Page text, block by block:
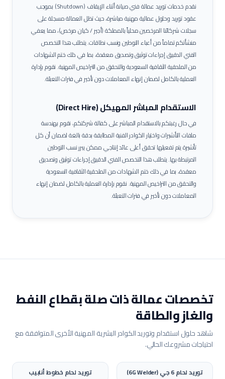
نقدم خدمات توريد عمالةفني صيانة أثناء الإيقاف (Shutdown)
بموجب
عقود توريد وحلول عمالية مهنية مباشرة، حيث تظل العمالة مسجلة على
سجلات شركائنا المرخصين محلياً بالمملكة (أجير / كيان مرخص)، مما يعفي
منشأتكم تماماً من أعباء التوطين ونسب نطاقات.يتطلب هذا التخصص
الفني الدقيق إجراءات توثيق وتصديق معقدة، بما في ذلك ختم الشهادات
من الملحقية الثقافية السعودية والتحقق من التراخيص المهنية. نقوم بإدارة
العملية بالكامل لضمان إنهاء المعاملات دون تأخير في فترات التعبئة.
الاستقدام المباشر المهيكل (Direct Hire)
في حال رغبتكم بالاستقدام المباشر على كفالة شركتكم، نقوم بهندسة
ملفات التأشيرات واختيار الكوادر الفنية المطابقة بدقة بالغة لضمان أن كل
تأشيرة يتم تفعيلها تحقق أعلى عائد إنتاجي ممكن يبرر نسب التوطين
المرتبطة بها.يتطلب هذا التخصص الفني الدقيق إجراءات توثيق وتصديق
معقدة، بما في ذلك ختم الشهادات من الملحقية الثقافية السعودية
والتحقق من التراخيص المهنية. نقوم بإدارة العملية بالكامل لضمان إنهاء
المعاملات دون تأخير في فترات التعبئة.
تخصصات عمالة ذات صلة بقطاعالنفط
والغاز والطاقة
شاهد حلول استقدام وتوريد الكوادر البشرية المهنية الأخرى المتوافقة مع
احتياجات مشروعك الحالي.
توريدلحام 6 جي (6G Welder) توريدلحام خطوط أنابيب